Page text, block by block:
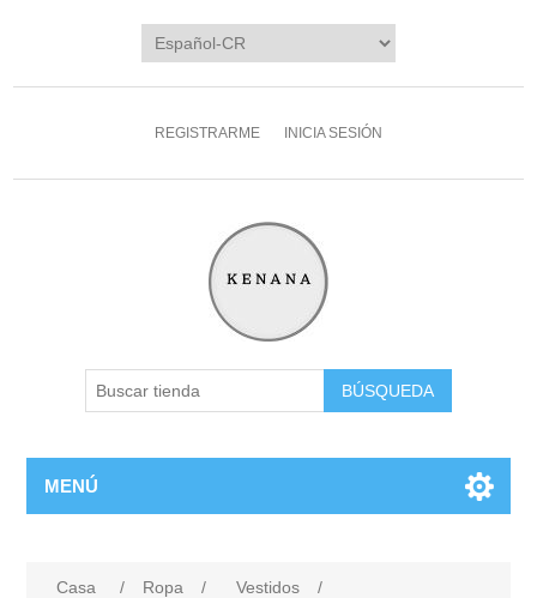
REGISTRARME INICIA SESIÓN
MENÚ
Casa / Ropa / Vestidos
/